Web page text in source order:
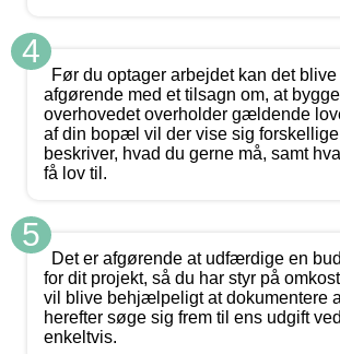
4
Før du optager arbejdet kan det
afgørende med et tilsagn om, at
overhovedet overholder gældende
af din bopæl vil der vise sig
beskriver, hvad du gerne må, samt
få lov til.
5
Det er afgørende at udfærdige en
for dit projekt, så du har styr på
vil blive behjælpeligt at dokumentere
herefter søge sig frem til ens udgift
enkeltvis.